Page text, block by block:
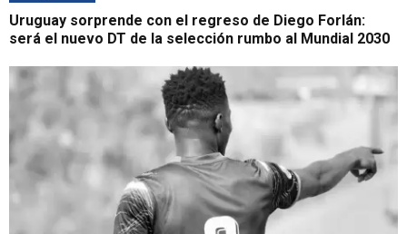
Uruguay sorprende con el regreso de Diego Forlán:
será el nuevo DT de la selección rumbo al Mundial 2030